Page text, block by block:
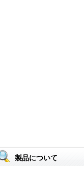
製品について